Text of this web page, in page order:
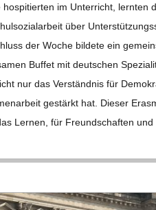
im Unter­richt, lern­ten
über
der Woche bil­dete ein
Buf­fet mit deut­schen
nur das Ver­ständ­nis für
gestärkt hat. Die­ser
Ler­nen, für Freund­schaf­ten